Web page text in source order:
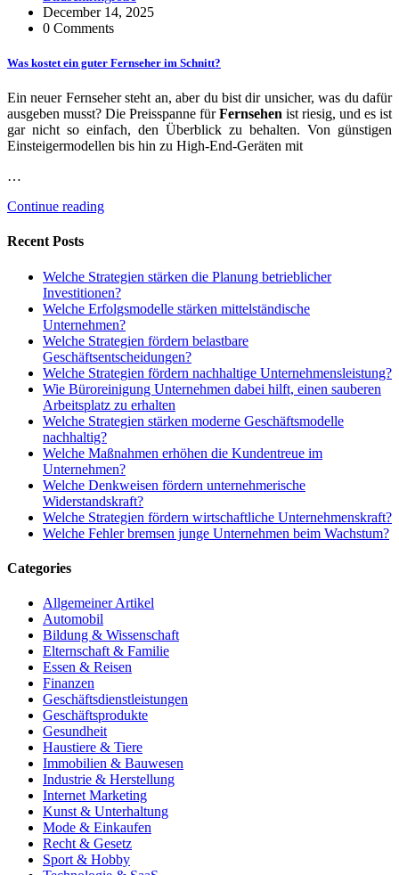
December 14, 2025
0 Comments
Was kostet ein guter Fernseher im Schnitt?
Ein neuer Fernseher steht an, aber du bist dir unsicher, was du dafür
ausgeben musst? Die Preisspanne fürFernsehen ist riesig, und es ist
gar nicht so einfach, den Überblick zu behalten. Von günstigen
Einsteigermodellen bis hin zu High-End-Geräten mit
…
Continue reading
Recent Posts
Welche Strategien stärken die Planung betrieblicher
Investitionen?
Welche Erfolgsmodelle stärken mittelständische
Unternehmen?
Welche Strategien fördern belastbare
Geschäftsentscheidungen?
Welche Strategien fördern nachhaltige Unternehmensleistung?
Wie Büroreinigung Unternehmen dabei hilft, einen sauberen
Arbeitsplatz zu erhalten
Welche Strategien stärken moderne Geschäftsmodelle
nachhaltig?
Welche Maßnahmen erhöhen die Kundentreue im
Unternehmen?
Welche Denkweisen fördern unternehmerische
Widerstandskraft?
Welche Strategien fördern wirtschaftliche Unternehmenskraft?
Welche Fehler bremsen junge Unternehmen beim Wachstum?
Categories
Allgemeiner Artikel
Automobil
Bildung & Wissenschaft
Elternschaft & Familie
Essen & Reisen
Finanzen
Geschäftsdienstleistungen
Geschäftsprodukte
Gesundheit
Haustiere & Tiere
Immobilien & Bauwesen
Industrie & Herstellung
Internet Marketing
Kunst & Unterhaltung
Mode & Einkaufen
Recht & Gesetz
Sport & Hobby